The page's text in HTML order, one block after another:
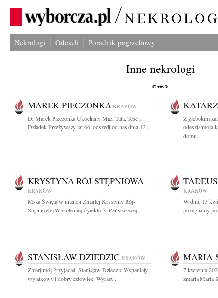
Nekrologi Odeszli Poradnik pogrzebowy
Inne nekrologi
MAREK PIECZONKA KRAKÓW
Dr Marek Pieczonka Ukochany Mąż, Tata, Teść i
Dziadek Przeżywszy lat 66, odszedł od nas dnia 12...
Z głębokim
odeszła moja
domu...
KRYSTYNA RÓJ-STĘPNIOWA
KRAKÓW
Msza Święta w intencji Zmarłej Krystyny Rój-
Stępniowej Wieloletniej dyrektorki Państwowej...
KRAKÓW
W dniu 13
pożegnamy
STANISŁAW DZIEDZIC KRAKÓW
Zmarł mój Przyjaciel, Stanisław Dziedzic Wspaniały,
wyjątkowy i dobry człowiek. Wyrazy...
MARIA
7 kwietnia
zmarła Maria